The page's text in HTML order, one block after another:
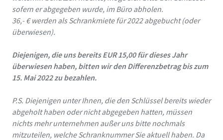
sofern er abgegeben wurde, im Büro abholen.
36,- € werden als Schrankmiete für 2022 abgebucht (oder
überwiesen).
Diejenigen, die uns bereits EUR 15,00 für dieses Jahr
überwiesen haben, bitten wir den Differenzbetrag bis zum
15. Mai 2022 zu bezahlen.
P.S. Diejenigen unter Ihnen, die den Schlüssel bereits wieder
abgeholt haben oder nicht abgegeben hatten, müssen
nichts mehr unternehmen außer uns bitte nochmals
mitzuteilen, welche Schranknummer Sie aktuell haben. Da